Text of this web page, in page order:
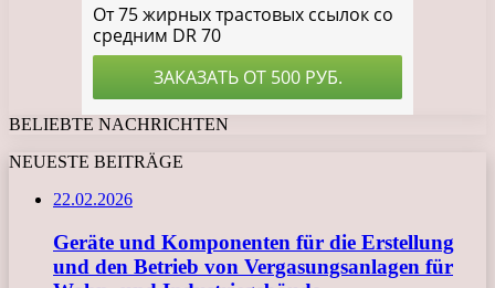
BELIEBTE NACHRICHTEN
NEUESTE BEITRÄGE
22.02.2026
Geräte und Komponenten für die Erstellung
und den Betrieb von Vergasungsanlagen für